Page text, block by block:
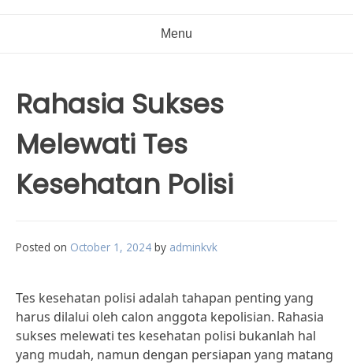
Menu
Rahasia Sukses
Melewati Tes
Kesehatan Polisi
Posted on October 1, 2024 by adminkvk
Tes kesehatan polisi adalah tahapan penting yang
harus dilalui oleh calon anggota kepolisian. Rahasia
sukses melewati tes kesehatan polisi bukanlah hal
yang mudah, namun dengan persiapan yang matang